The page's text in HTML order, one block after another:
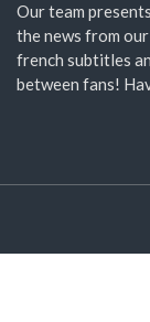
Our team
the news from
french subtitles
between fans!